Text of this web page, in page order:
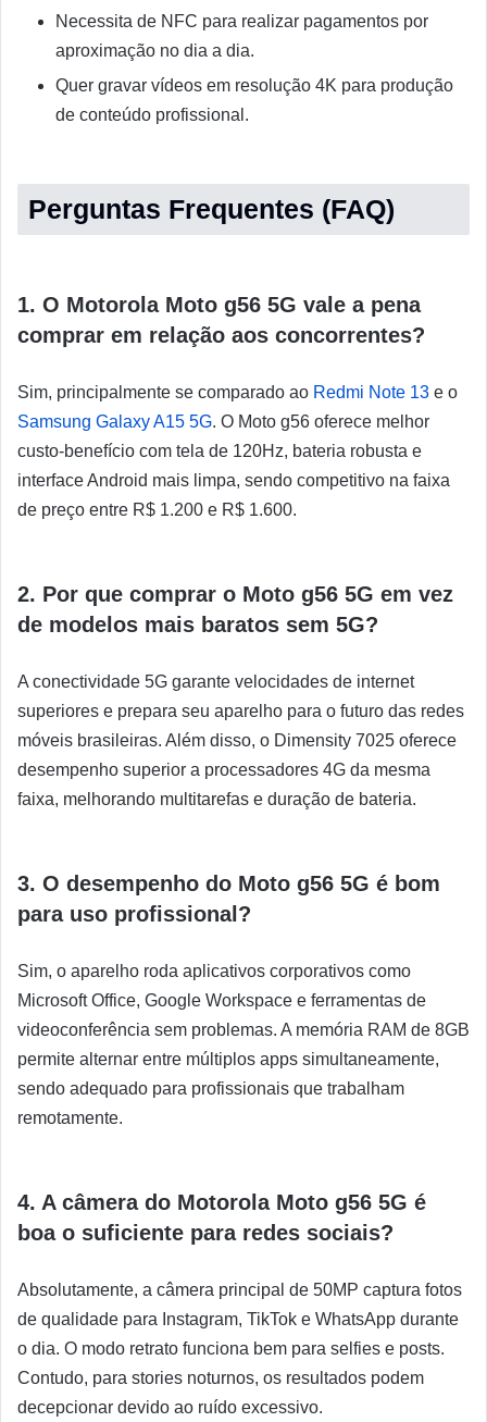
Necessita de NFC para realizar pagamentos por
aproximação no dia a dia.
Quer gravar vídeos em resolução 4K para produção
de conteúdo profissional.
Perguntas Frequentes (FAQ)
1. O Motorola Moto g56 5G vale a pena
comprar em relação aos concorrentes?
Sim, principalmente se comparado ao Redmi Note 13 e o
Samsung Galaxy A15 5G. O Moto g56 oferece melhor
custo-benefício com tela de 120Hz, bateria robusta e
interface Android mais limpa, sendo competitivo na faixa
de preço entre R$ 1.200 e R$ 1.600.
2. Por que comprar o Moto g56 5G em vez
de modelos mais baratos sem 5G?
A conectividade 5G garante velocidades de internet
superiores e prepara seu aparelho para o futuro das redes
móveis brasileiras. Além disso, o Dimensity 7025 oferece
desempenho superior a processadores 4G da mesma
faixa, melhorando multitarefas e duração de bateria.
3. O desempenho do Moto g56 5G é bom
para uso profissional?
Sim, o aparelho roda aplicativos corporativos como
Microsoft Office, Google Workspace e ferramentas de
videoconferência sem problemas. A memória RAM de 8GB
permite alternar entre múltiplos apps simultaneamente,
sendo adequado para profissionais que trabalham
remotamente.
4. A câmera do Motorola Moto g56 5G é
boa o suficiente para redes sociais?
Absolutamente, a câmera principal de 50MP captura fotos
de qualidade para Instagram, TikTok e WhatsApp durante
o dia. O modo retrato funciona bem para selfies e posts.
Contudo, para stories noturnos, os resultados podem
decepcionar devido ao ruído excessivo.